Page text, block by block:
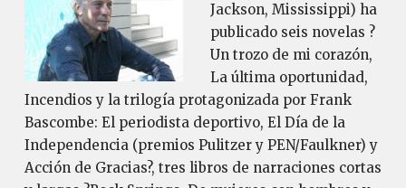
Jackson, Mississippi) ha
publicado seis novelas ?
Un trozo de mi corazón,
La última oportunidad,
Incendios y la trilogía protagonizada por Frank
Bascombe: El periodista deportivo, El Día de la
Independencia (premios Pulitzer y PEN/Faulkner) y
Acción de Gracias?, tres libros de narraciones cortas